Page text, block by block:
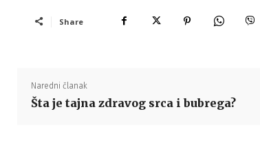
Share
Naredni članak
Šta je tajna zdravog srca i bubrega?